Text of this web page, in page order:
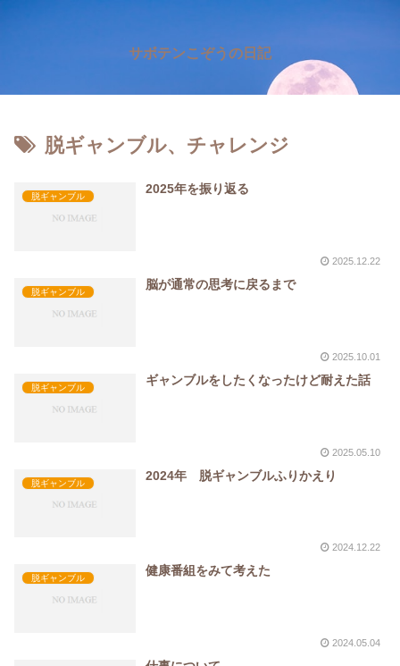
サボテンこぞうの日記
脱ギャンブル、チャレンジ
脱ギャンブル
2025年を振り返る
2025.12.22
脱ギャンブル
脳が通常の思考に戻るまで
2025.10.01
脱ギャンブル
ギャンブルをしたくなったけど耐えた話
2025.05.10
脱ギャンブル
2024年 脱ギャンブルふりかえり
2024.12.22
脱ギャンブル
健康番組をみて考えた
2024.05.04